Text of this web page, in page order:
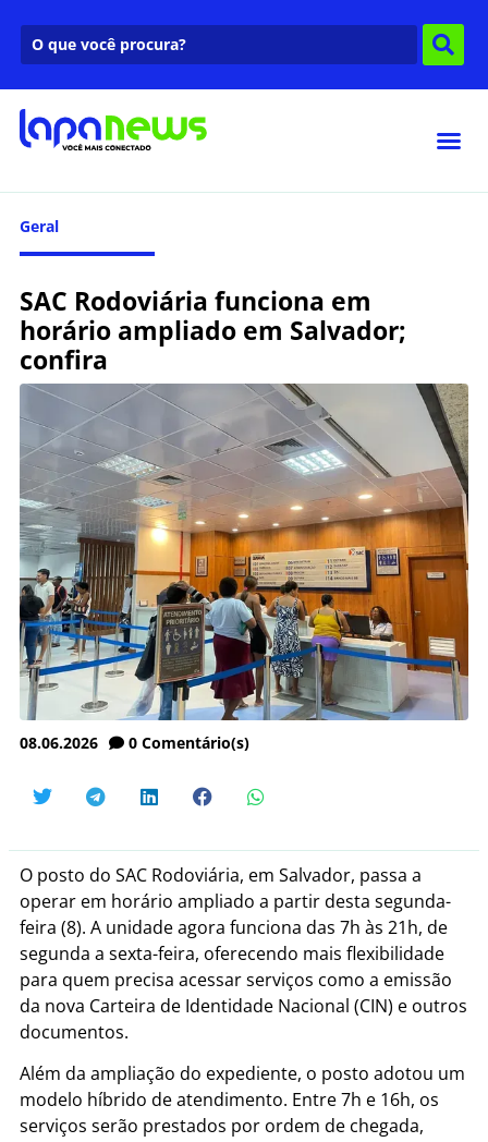
Geral
SAC Rodoviária funciona em
horário ampliado em Salvador;
confira
08.06.2026 0 Comentário(s)
O posto do SAC Rodoviária, em Salvador, passa a
operar em horário ampliado a partir desta segunda-
feira (8). A unidade agora funciona das 7h às 21h, de
segunda a sexta-feira, oferecendo mais flexibilidade
para quem precisa acessar serviços como a emissão
da nova Carteira de Identidade Nacional (CIN) e outros
documentos.
Além da ampliação do expediente, o posto adotou um
modelo híbrido de atendimento. Entre 7h e 16h, os
serviços serão prestados por ordem de chegada,